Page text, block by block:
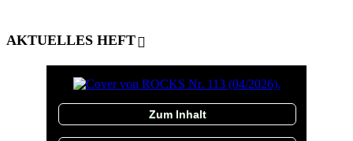
AKTUELLES HEFT
Zum Inhalt